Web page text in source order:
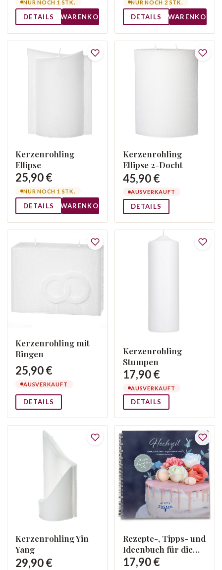
NUR NOCH 1 STK.
DETAILS WARENKORB
NUR NOCH 2 STK.
DETAILS WARENKORB
Kerzenrohling
Ellipse
25,90 €
NUR NOCH 1 STK.
DETAILS WARENKORB
Kerzenrohling
Ellipse 2-Docht
45,90 €
AUSVERKAUFT
DETAILS
Kerzenrohling mit
Ringen
25,90 €
AUSVERKAUFT
DETAILS
Kerzenrohling
Stumpen
17,90 €
AUSVERKAUFT
DETAILS
Kerzenrohling Yin
Yang
29,90 €
Rezepte-, Tipps- und
Ideenbuch für die
Hochzeit
17,90 €